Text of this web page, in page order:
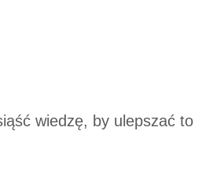
wiedzę, by ulepszać to